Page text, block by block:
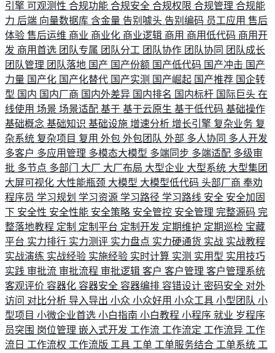
引擎 可观测性 合规功能 合规安全 合规权限 合规管理 合规能
力 后端 向量数据库 含金量 告别噱头 告别编码 员工应用 售后
体验 售后运维 商业 商业化 商业逻辑 商用 商用低代码 商用开
发 商用首选 团队专属 团队分工 团队协作 团队协同 团队成长
团队管理 团队落地 国产 国产份额 国产低代码 国产冲击 国产
力量 国产化 国产化替代 国产实测 国产崛起 国产推荐 国企转
型 国内 国内厂商 国内外差异 国内排名 国内标杆 国际巨头 在
线使用 场景 场景适配 基于 基于云原生 基于低代码 基础操作
基础概念 基础知识 基础设施 增速分析 增长引擎 复杂业务 复
杂系统 复杂项目 复用 外包 外包团队 外部 多人协同 多人开发
多客户 多应用管理 多模态大模型 多端同步 多端适配 多级审
批 多节点 多部门 大厂 大厂布局 大型企业 大型系统 大型集团
大屏可视化 大性能瓶颈 大模型 大模型低代码 头部厂商 奉劝
程序员 学习规划 学习资源 学习路径 学习路线 安全 安全加固
下 安全性 安全性能 安全策略 安全管控 安全管理 完整源码 完
整落地教程 定制 定制平台 定制开发 定期维护 定期巡检 宝藏
平台 实力排行 实力测评 实力盘点 实力硬通货 实战 实战教程
实战演练 实战经验 实施经验 实时计算 实测 实用型 实用技巧
实践 审批流 审批流程 审批逻辑 客户 客户管理 客户管理系统
客观评价 容器化 容器安全 容器编排 容错设计 密码安全 对外
访问 对比分析 导入导出 小众 小众好用 小众工具 小型团队 小
型项目 小微企业首选 小白指南 小白教程 小程序 就业 岁程序
员突围 岗位管理 嵌入式开发 工作流 工作流定 工作流异 工作
流日 工作流权 工作流版 工具 工单 工单服务结合 工单系统 工